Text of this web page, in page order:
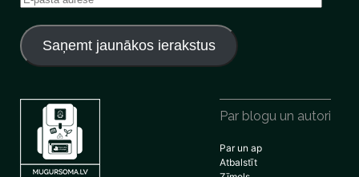
adrese
Saņemt jaunākos ierakstus
Par blogu un autori
Par un ap
Atbalstīt